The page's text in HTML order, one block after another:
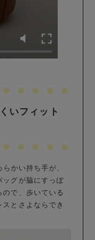
いフィット
かい持ち手が、
ッグが脇にすっぽ
で、歩いている
とさよならでき